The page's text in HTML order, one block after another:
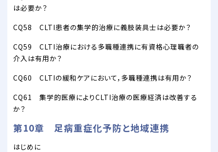
は必要か？
CQ58 CLTI患者の集学的治療に義肢装具士は必要か？
CQ59 CLTI治療における多職種連携に有資格心理職者の
介入は有用か？
CQ60 CLTIの緩和ケアにおいて，多職種連携は有用か？
CQ61 集学的医療によりCLTI治療の医療経済は改善する
か？
第10章 足病重症化予防と地域連携
はじめに